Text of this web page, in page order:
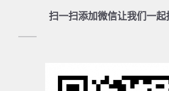
扫一扫添加微信让我们一起